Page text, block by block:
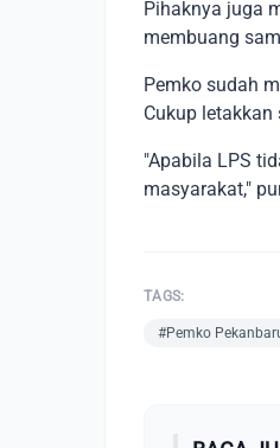
Pihaknya juga
membuang
Pemko sudah
Cukup
"Apabila LPS
masyarakat,"
TAGS:
#Pemko